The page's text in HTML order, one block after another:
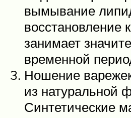
вымывание
восстановление
занимает
временной
Ношение
из натуральной
Синтетические